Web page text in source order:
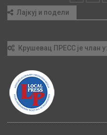
Лајкуј и подели
Крушевац ПРЕСС је члан у: